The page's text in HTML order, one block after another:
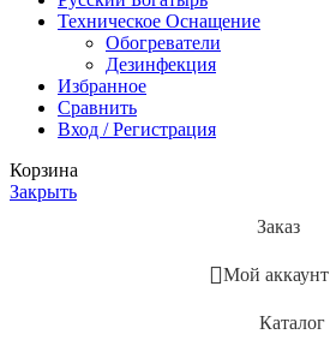
Техническое Оснащение
Обогреватели
Дезинфекция
Избранное
Сравнить
Вход / Регистрация
Корзина
Закрыть
Заказ
Мой аккаунт
Каталог